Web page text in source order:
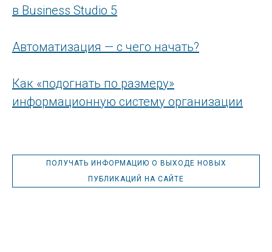
в Business Studio 5
Автоматизация — с чего начать?
Как «подогнать по размеру»
информационную систему организации